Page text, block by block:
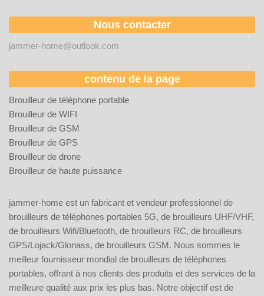
Nous contacter
jammer-home@outlook.com
contenu de la page
Brouilleur de téléphone portable
Brouilleur de WIFI
Brouilleur de GSM
Brouilleur de GPS
Brouilleur de drone
Brouilleur de haute puissance
jammer-home est un fabricant et vendeur professionnel de
brouilleurs de téléphones portables 5G, de brouilleurs UHF/VHF,
de brouilleurs Wifi/Bluetooth, de brouilleurs RC, de brouilleurs
GPS/Lojack/Glonass, de brouilleurs GSM. Nous sommes le
meilleur fournisseur mondial de brouilleurs de téléphones
portables, offrant à nos clients des produits et des services de la
meilleure qualité aux prix les plus bas. Notre objectif est de